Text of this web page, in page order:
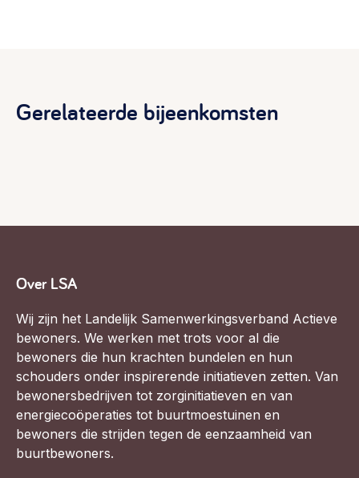
Gerelateerde bijeenkomsten
Over LSA
Wij zijn het Landelijk Samenwerkingsverband Actieve
bewoners. We werken met trots voor al die
bewoners die hun krachten bundelen en hun
schouders onder inspirerende initiatieven zetten. Van
bewonersbedrijven tot zorginitiatieven en van
energiecoöperaties tot buurtmoestuinen en
bewoners die strijden tegen de eenzaamheid van
buurtbewoners.